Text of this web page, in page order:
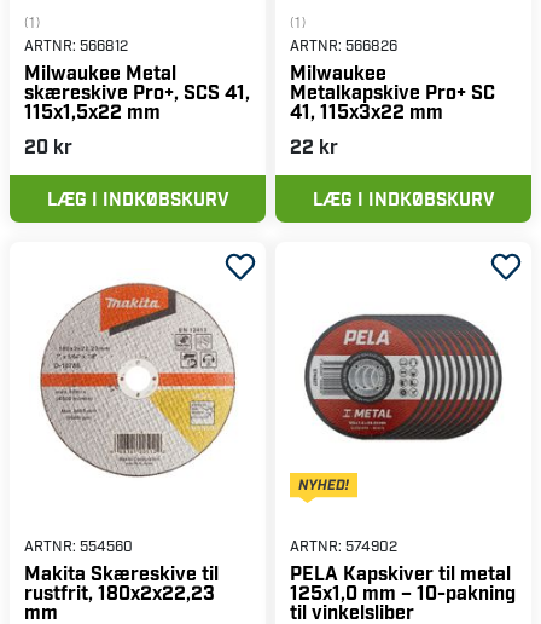
(1)
ARTNR: 566812
Milwaukee Metal
skæreskive Pro+, SCS 41,
115x1,5x22 mm
20 kr
LÆG I INDKØBSKURV
(1)
ARTNR: 566826
Milwaukee
Metalkapskive Pro+ SC
41, 115x3x22 mm
22 kr
LÆG I INDKØBSKURV
ARTNR: 554560
Makita Skæreskive til
rustfrit, 180x2x22,23
mm
ARTNR: 574902
PELA Kapskiver til metal
125x1,0 mm – 10-pakning
til vinkelsliber